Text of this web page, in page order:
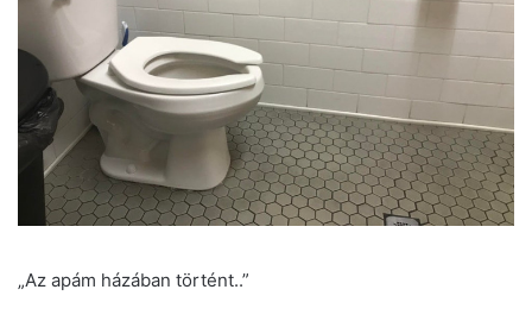
„Az apám házában történt..”